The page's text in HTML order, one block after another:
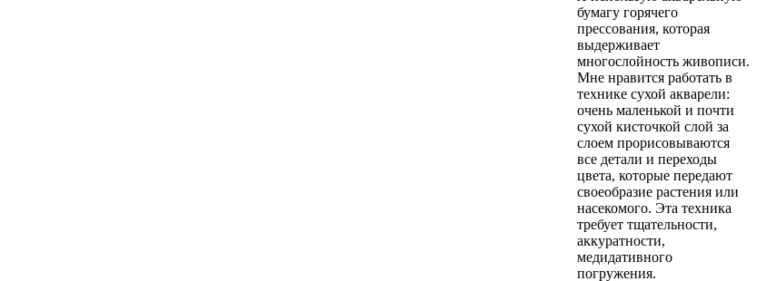
бумагу горячего
прессования, которая
выдерживает
многослойность живописи.
Мне нравится работать в
технике сухой акварели:
очень маленькой и почти
сухой кисточкой слой за
слоем прорисовываются
все детали и переходы
цвета, которые передают
своеобразие растения или
насекомого. Эта техника
требует тщательности,
аккуратности,
медидативного
погружения.